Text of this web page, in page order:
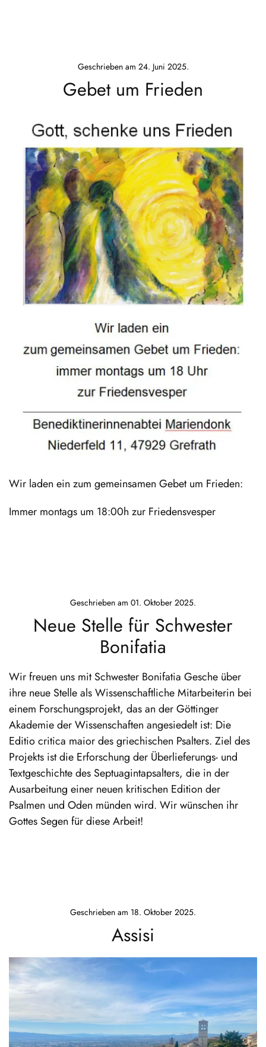
Geschrieben am 24. Juni 2025.
Gebet um Frieden
Wir laden ein zum gemeinsamen Gebet um Frieden:
Immer montags um 18:00h zur Friedensvesper
Geschrieben am 01. Oktober 2025.
Neue Stelle für Schwester
Bonifatia
Wir freuen uns mit Schwester Bonifatia Gesche über
ihre neue Stelle als Wissenschaftliche Mitarbeiterin bei
einem Forschungsprojekt, das an der Göttinger
Akademie der Wissenschaften angesiedelt ist: Die
Editio critica maior des griechischen Psalters. Ziel des
Projekts ist die Erforschung der Überlieferungs- und
Textgeschichte des Septuagintapsalters, die in der
Ausarbeitung einer neuen kritischen Edition der
Psalmen und Oden münden wird. Wir wünschen ihr
Gottes Segen für diese Arbeit!
Geschrieben am 18. Oktober 2025.
Assisi